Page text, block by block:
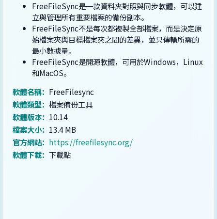
FreeFileSync是一款資料夾對照與同步軟體，可以建
立與管理所有重要檔案的備份副本。
FreeFileSync不是每次都複製全部檔案，而是決定原
始檔案夾與目標檔案夾之間的差異，並只傳輸所需的
最小數據量。
FreeFileSync是開源軟體，可用於Windows，Linux
和MacOS。
軟體名稱： FreeFilesync
軟體類型： 檔案備份工具
軟體版本： 10.14
檔案大小： 13.4 MB
官方網站： https://freefilesync.org/
軟體下載： 下載點